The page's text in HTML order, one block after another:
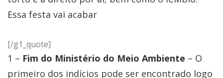
Essa festa vai acabar
[/g1_quote]
1 – Fim do Ministério do Meio Ambiente – O
primeiro dos indícios pode ser encontrado logo